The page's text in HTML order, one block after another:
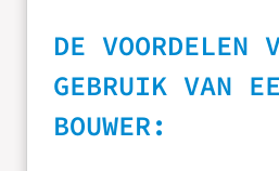
DE VOORDELEN
GEBRUIK VAN
BOUWER: